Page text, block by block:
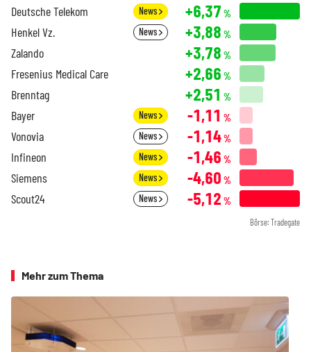
Deutsche Telekom News +6,37 %
Henkel Vz. News +3,88 %
Zalando +3,78 %
Fresenius Medical Care +2,66 %
Brenntag +2,51 %
Bayer News -1,11 %
Vonovia News -1,14%
Infineon News -1,46 %
Siemens News -4,60 %
Scout24 News -5,12 %
Börse: Tradegate
Mehr zum Thema